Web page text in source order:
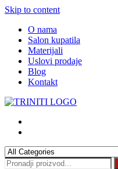
Skip to content
O nama
Salon kupatila
Materijali
Uslovi prodaje
Blog
Kontakt